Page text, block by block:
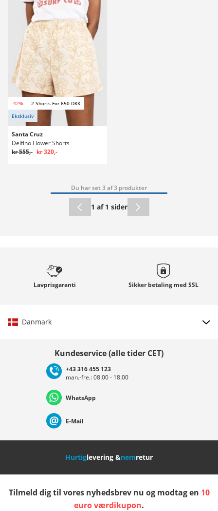
-42%
2 Shorts For 650 DKK
Eksklusiv
Santa Cruz
Delfino Flower Shorts
kr 555,- kr 320,-
Du har set 3 af 3 produkter
1 af 1 sider
Lavprisgaranti Sikker betaling med SSL
Danmark
Deutschland Österreich
Nederland Italia (Italiano) Italien (Deutsch)
Slovenija
Kundeservice (alle tider CET)
+43 316 455 123
man.-fre.: 08.00 - 18.00
WhatsApp
E-Mail
Hurtiglevering &nemretur
Tilmeld dig til vores nyhedsbrev nu og modtag en 10
euro værdikupon.